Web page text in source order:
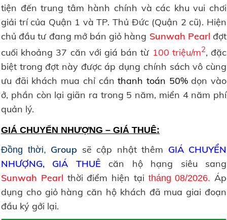
tiện đến trung tâm hành chính và các khu vui chơi
giải trí của Quận 1 và TP. Thủ Đức (Quận 2 cũ). Hiện
chủ đầu tư đang mở bán giỏ hàng Sunwah Pearlđợt
cuối khoảng 37 căn với giá bán từ 100 triệu/m2, đặc
biệt trong đợt này được áp dụng chính sách vô cùng
ưu đãi khách mua chỉ cần thanh toán 50%dọn vào
ở, phần còn lại giãn ra trong 5 năm, miển 4 năm phí
quản lý.
GIÁ CHUYỂN NHƯỢNG – GIÁ THUÊ:
Đồng thời, Group sẽ cập nhật thêm GIÁ CHUYỂN
NHƯỢNG, GIÁ THUÊcăn hộ hạng siêu sang
Sunwah Pearlthời điểm hiện tại tháng 08/2026. Áp
dụng cho giỏ hàng căn hộ khách đã mua giai đoạn
đầu ký gởi lại.